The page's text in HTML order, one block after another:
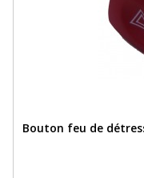
Bouton feu de